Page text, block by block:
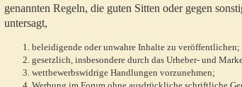
genannten Regeln, die guten Sitten oder gegen
untersagt,
beleidigende oder unwahre Inhalte zu veröffentlichen;
gesetzlich, insbesondere durch das Urheber- und
wettbewerbswidrige Handlungen vorzunehmen;